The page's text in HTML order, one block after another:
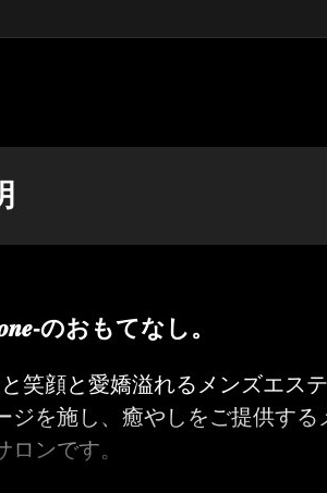
のおもてなし。
と笑顔と愛嬌溢れるメンズエス
ジを施し、癒やしをご提供す
ロンです。